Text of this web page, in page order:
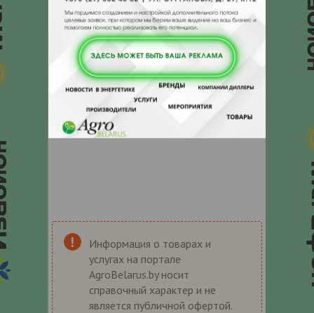
Информация о товарах и
услугах на портале
AgroBelarus.by носит
справочный характер и не
является публичной офертой.